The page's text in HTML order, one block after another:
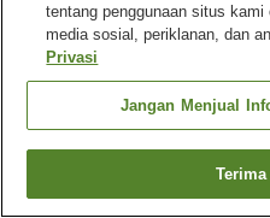
Fasilitas properti
Cari
tentang penggunaan situs
media sosial, periklanan, dan
Privasi
Jangan Menjual